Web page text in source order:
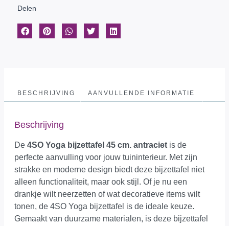
Delen
BESCHRIJVING AANVULLENDE INFORMATIE
Beschrijving
De 4SO Yoga bijzettafel 45 cm. antraciet is de
perfecte aanvulling voor jouw tuininterieur. Met zijn
strakke en moderne design biedt deze bijzettafel niet
alleen functionaliteit, maar ook stijl. Of je nu een
drankje wilt neerzetten of wat decoratieve items wilt
tonen, de 4SO Yoga bijzettafel is de ideale keuze.
Gemaakt van duurzame materialen, is deze bijzettafel